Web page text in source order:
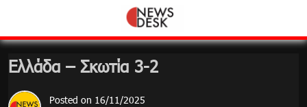
content
Ελλάδα – Σκωτία 3-2
Posted on 16/11/2025